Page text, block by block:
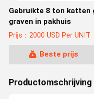
Gebruikte 8 ton katten
graven in pakhuis
Prijs：2000 USD Per UNIT
Beste prijs
Productomschrijving